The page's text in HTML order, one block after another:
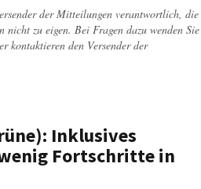
der Mitteilungen verantwortlich, die
nicht zu eigen. Bei Fragen dazu wenden Sie
kontaktieren den Versender der
Inklusives
Fortschritte in